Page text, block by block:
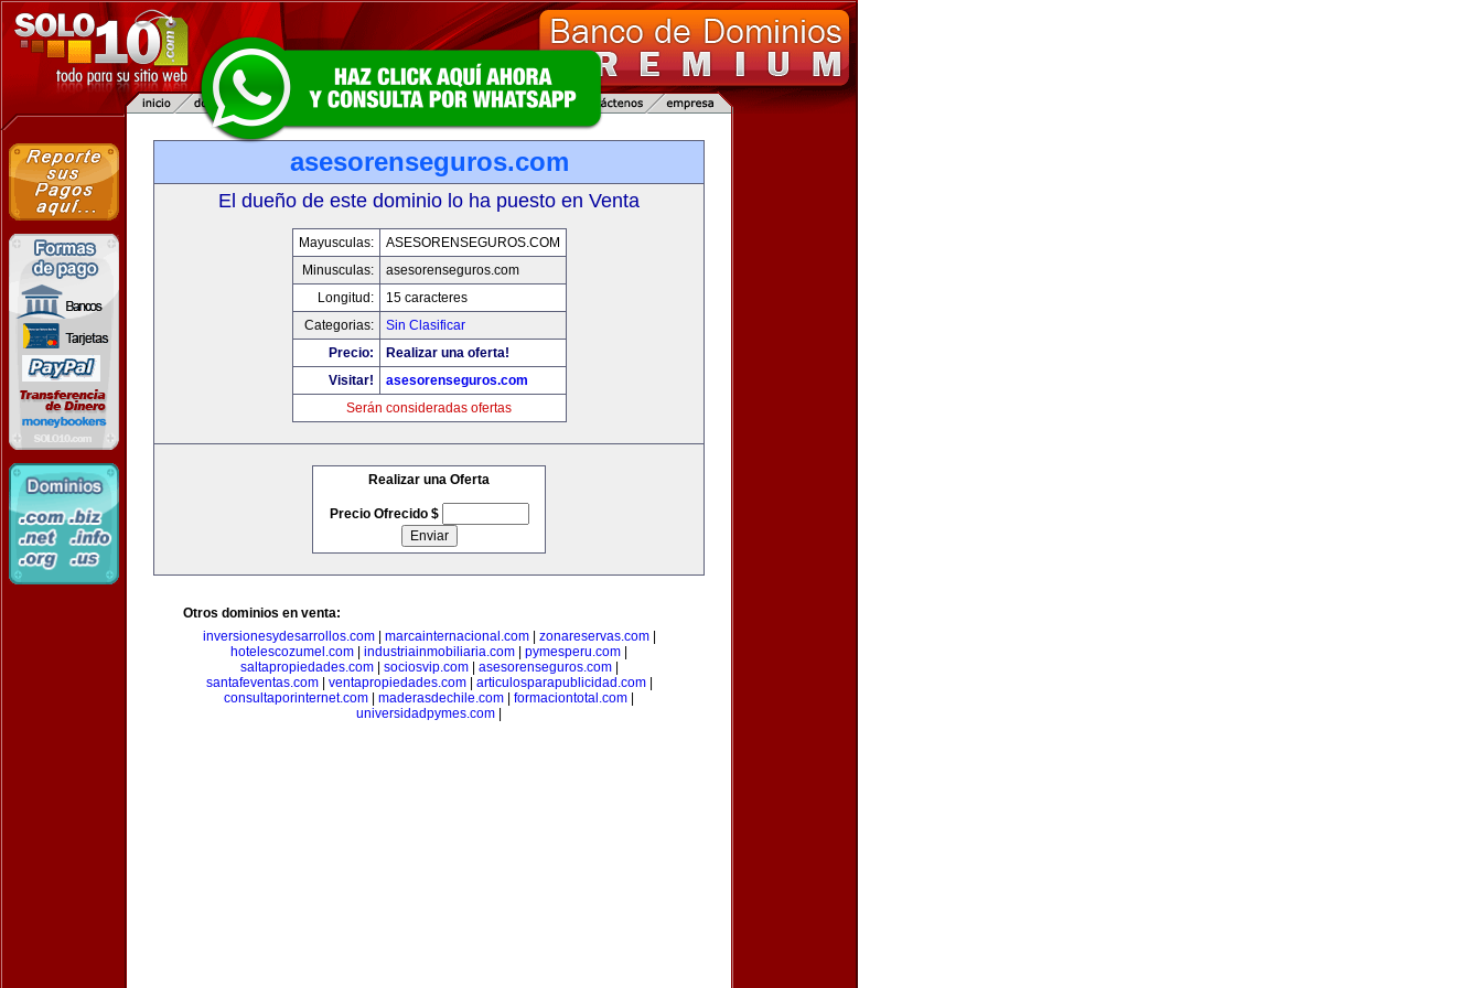
asesorenseguros.com
El dueño de este dominio lo ha puesto en Venta
Mayusculas:
ASESORENSEGUROS.COM
Minusculas:
asesorenseguros.com
Longitud:
15 caracteres
Categorias:
Sin Clasificar
Precio:
Realizar una oferta!
Visitar!
asesorenseguros.com
Serán consideradas ofertas
Realizar una Oferta
Precio Ofrecido $
Otros dominios en venta:
inversionesydesarrollos.com| marcainternacional.com| zonareservas.com|
hotelescozumel.com
industriainmobiliaria.com pymesperu.com
saltapropiedades.com| sociosvip.com| asesorenseguros.com|
santafeventas.com| ventapropiedades.com| articulosparapublicidad.com|
consultaporinternet.com
maderasdechile.com formaciontotal.com
universidadpymes.com